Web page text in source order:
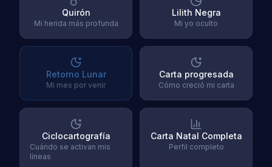
Quirón
Mi herida más profunda
Lilith Negra
Mi yo oculto
Retorno Lunar
Mi mes por venir
Carta progresada
Cómo creció mi carta
Ciclocartografía
Cuándo se activan mis
líneas
Carta Natal Completa
Perfil completo